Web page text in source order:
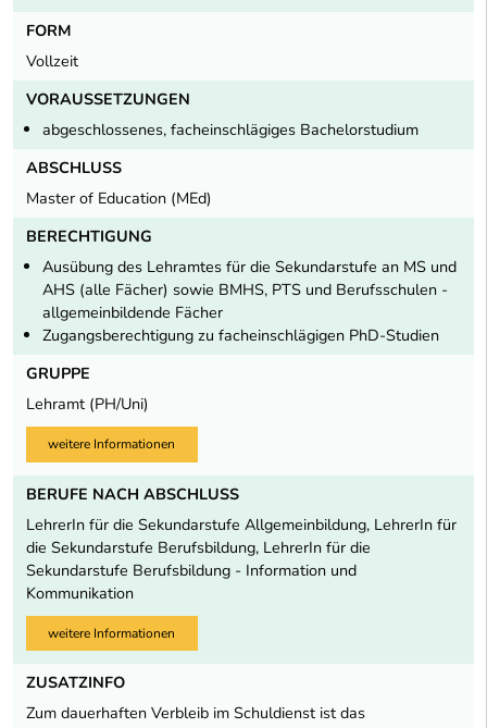
FORM
Vollzeit
VORAUSSETZUNGEN
abgeschlossenes, facheinschlägiges Bachelorstudium
ABSCHLUSS
Master of Education (MEd)
BERECHTIGUNG
Ausübung des Lehramtes für die Sekundarstufe an MS und
AHS (alle Fächer) sowie BMHS, PTS und Berufsschulen -
allgemeinbildende Fächer
Zugangsberechtigung zu facheinschlägigen PhD-Studien
GRUPPE
Lehramt (PH/Uni)
weitere Informationen
BERUFE NACH ABSCHLUSS
LehrerIn für die Sekundarstufe Allgemeinbildung, LehrerIn für
die Sekundarstufe Berufsbildung, LehrerIn für die
Sekundarstufe Berufsbildung - Information und
Kommunikation
weitere Informationen
ZUSATZINFO
Zum dauerhaften Verbleib im Schuldienst ist das